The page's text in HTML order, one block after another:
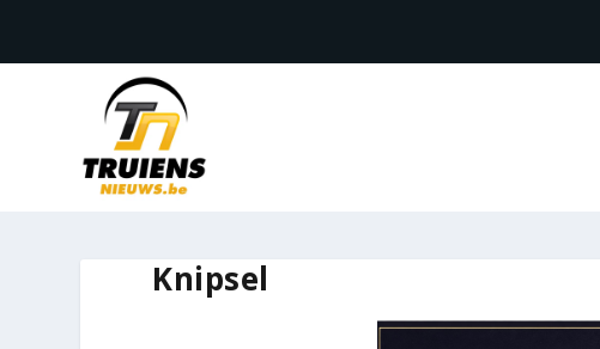
Knipsel